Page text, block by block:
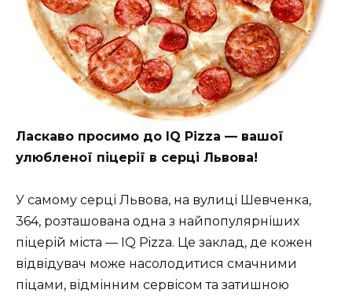
Ласкаво просимо до IQ Pizza — вашої
улюбленої піцерії в серці Львова!
У самому серці Львова, на вулиці Шевченка,
364, розташована одна з найпопулярніших
піцерій міста — IQ Pizza. Це заклад, де кожен
відвідувач може насолодитися смачними
піцами, відмінним сервісом та затишною